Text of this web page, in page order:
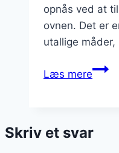
opnås ved at
ovnen. Det er
utallige
Læs mere
med
Skriv et svar